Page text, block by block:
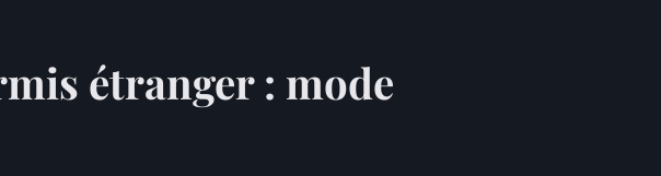
étranger : mode